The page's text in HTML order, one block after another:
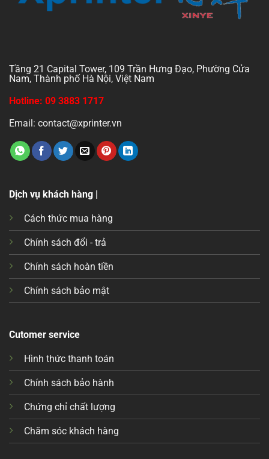
Tầng 21 Capital Tower, 109 Trần Hưng Đạo, Phường Cửa
Nam, Thành phố Hà Nội, Việt Nam
Hotline: 09 3883 1717
Email: contact@xprinter.vn
Dịch vụ khách hàng |
Cách thức mua hàng
Chính sách đổi - trả
Chính sách hoàn tiền
Chính sách bảo mật
Cutomer service
Hình thức thanh toán
Chính sách bảo hành
Chứng chỉ chất lượng
Chăm sóc khách hàng